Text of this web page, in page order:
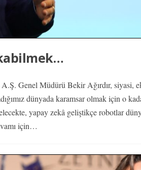
Genel Müdürü Bekir Ağırdır, siyasi,
dünyada karamsar olmak için o
yapay zekâ geliştikçe robotlar
için…